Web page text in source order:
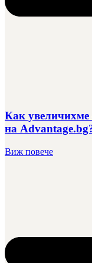
Как увеличихме
на
Виж повече